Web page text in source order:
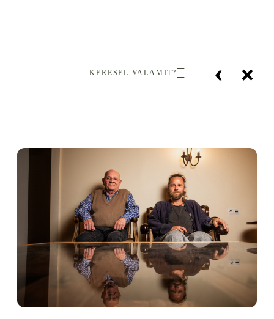
‹ ×
KERESEL VALAMIT?